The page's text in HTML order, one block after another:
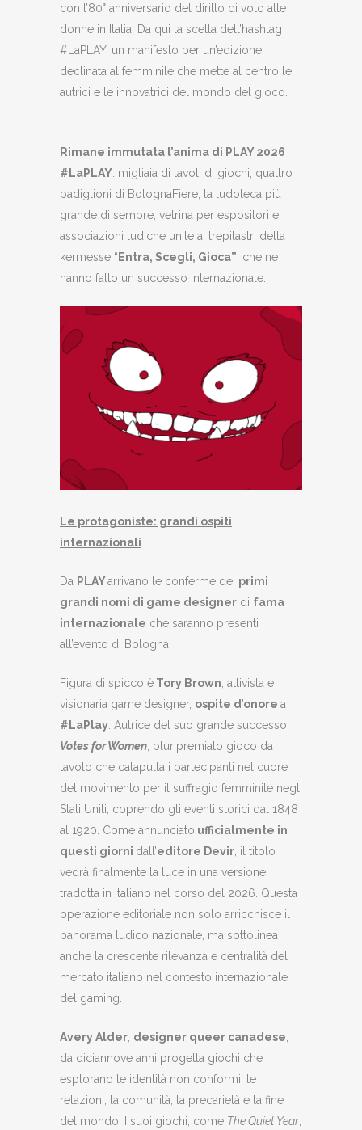
con l’80° anniversario del diritto di voto alle
donne in Italia. Da qui la scelta dell’hashtag
#LaPLAY, un manifesto per un’edizione
declinata al femminile che mette al centro le
autrici e le innovatrici del mondo del gioco.
Rimane immutata l’anima di PLAY 2026
#LaPLAY: migliaia di tavoli di giochi, quattro
padiglioni di BolognaFiere, la ludoteca più
grande di sempre, vetrina per espositori e
associazioni ludiche unite ai trepilastri della
kermesse “ Entra, Scegli, Gioca” , che ne
hanno fatto un successo internazionale.
Le protagoniste: grandi ospiti
internazionali
Da PLAYarrivano le conferme dei primi
grandi nomi di game designer di fama
internazionale che saranno presenti
all’evento di Bologna.
Figura di spicco è Tory Brown , attivista e
visionaria game designer, ospite d’onore a
#LaPlay . Autrice del suo grande successo
Votes for Women , pluripremiato gioco da
tavolo che catapulta i partecipanti nel cuore
del movimento per il suffragio femminile negli
Stati Uniti, coprendo gli eventi storici dal 1848
al 1920. Come annunciato ufficialmente in
questi giorni dall’editore Devir , il titolo
vedrà finalmente la luce in una versione
tradotta in italiano nel corso del 2026. Questa
operazione editoriale non solo arricchisce il
panorama ludico nazionale, ma sottolinea
anche la crescente rilevanza e centralità del
mercato italiano nel contesto internazionale
del gaming.
Avery Alder designer queer canadese
da diciannove anni progetta giochi che
esplorano le identità non conformi, le
relazioni, la comunità, la precarietà e la fine
del mondo. I suoi giochi, come The Quiet Year